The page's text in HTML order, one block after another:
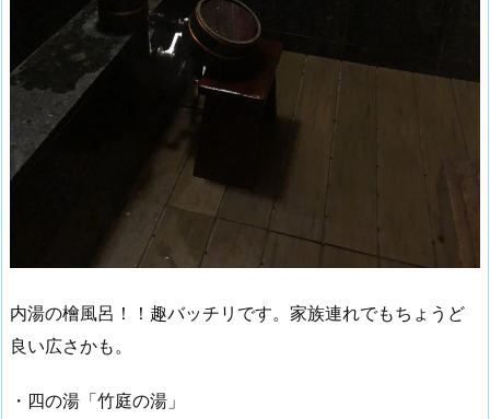
内湯の檜風呂！！趣バッチリです。家族連れでもちょうど
良い広さかも。
・四の湯「竹庭の湯」